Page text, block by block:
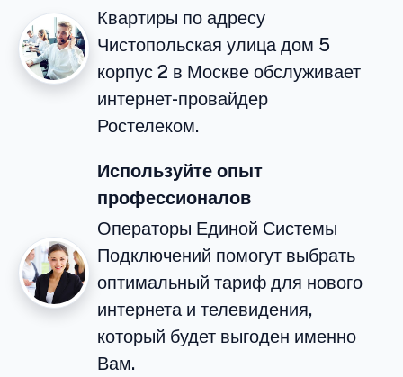
Квартиры по адресу
Чистопольская улица дом 5
корпус 2 в Москве обслуживает
интернет-провайдер
Ростелеком.
Используйте опыт
профессионалов
Операторы Единой Системы
Подключений помогут выбрать
оптимальный тариф для нового
интернета и телевидения,
который будет выгоден именно
Вам.